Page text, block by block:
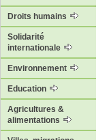
Droits humains
Solidarité
internationale
Environnement
Education
Agricultures &
alimentations